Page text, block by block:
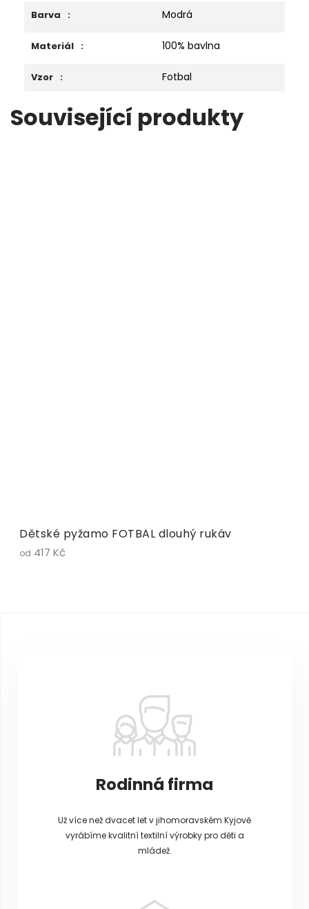
Barva : Modrá
Materiál : 100% bavlna
Vzor : Fotbal
Související produkty
Dětské pyžamo FOTBAL dlouhý rukáv
od 417 Kč
Rodinná firma
Už více než dvacet let v jihomoravském Kyjově
vyrábíme kvalitní textilní výrobky pro děti a
mládež.